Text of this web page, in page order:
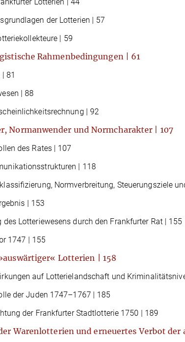
der Lotterien | 57
| 59
Rahmenbedingungen | 61
| 81
| 88
| 92
Normanwender und Normcharakter | 107
des Rates | 107
| 118
Normverbreitung, Steuerungsziele
| 153
des Lotteriewesens durch den Frankfurter Rat | 155
1747 | 155
Lotterien | 158
auf Lotterielandschaft und
der Juden 1747–1767 | 185
der Frankfurter Stadtlotterie 1750 | 189
Warenlotterien und erneuertes Verbot der